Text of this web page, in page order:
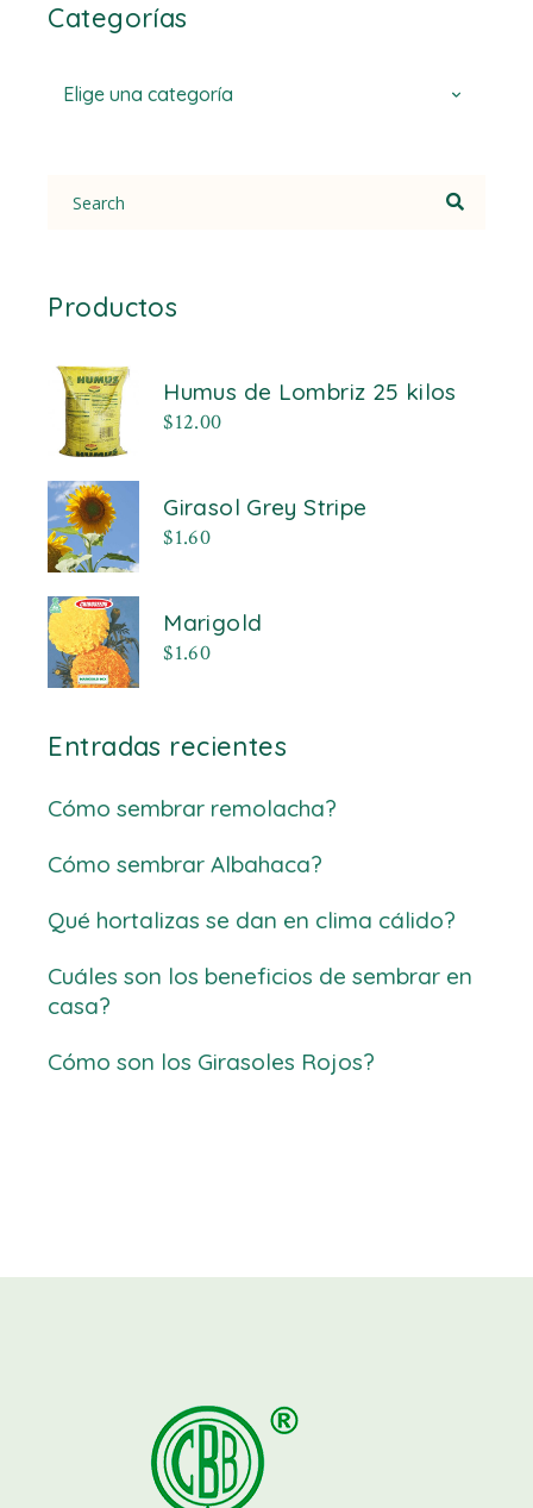
Categorías
Elige una categoría
for:
Productos
Humus de Lombriz 25 kilos
$12.00
Girasol Grey Stripe
$1.60
Marigold
$1.60
Entradas recientes
Cómo sembrar remolacha?
Cómo sembrar Albahaca?
Qué hortalizas se dan en clima cálido?
Cuáles son los beneficios de sembrar en
casa?
Cómo son los Girasoles Rojos?